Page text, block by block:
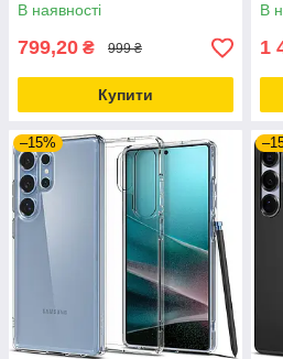
В наявності
799,20 ₴ 999 ₴
Купити
В
1
–15%